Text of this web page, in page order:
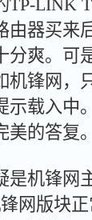
LINK
由器买来
分爽。可
机锋网，
示载入中
的答复。
机锋网主
网版块